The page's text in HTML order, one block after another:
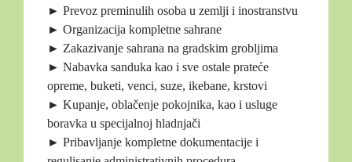
► Prevoz preminulih osoba u zemlji i inostranstvu
► Organizacija kompletne sahrane
► Zakazivanje sahrana na gradskim grobljima
► Nabavka sanduka kao i sve ostale prateće
opreme, buketi, venci, suze, ikebane, krstovi
► Kupanje, oblačenje pokojnika, kao i usluge
boravka u specijalnoj hladnjači
► Pribavljanje kompletne dokumentacije i